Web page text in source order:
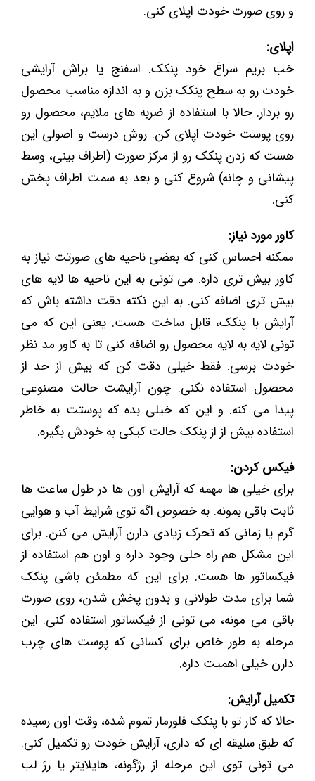
و روی صورت خودت اپلای کنی.
اپلای:
خب بریم سراغ خود پنکک. اسفنج یا براش آرایشی
خودت رو به سطح پنکک بزن و به اندازه مناسب محصول
رو بردار. حالا با استفاده از ضربه های ملایم، محصول رو
روی پوست خودت اپلای کن. روش درست و اصولی این
هست که زدن پنکک رو از مرکز صورت (اطراف بینی، وسط
پیشانی و چانه) شروع کنی و بعد به سمت اطراف پخش
کنی.
کاور مورد نیاز:
ممکنه احساس کنی که بعضی ناحیه های صورتت نیاز به
کاور بیش تری داره. می تونی به این ناحیه ها لایه های
بیش تری اضافه کنی. به این نکته دقت داشته باش که
آرایش با پنکک، قابل ساخت هست. یعنی این که می
تونی لایه به لایه محصول رو اضافه کنی تا به کاور مد نظر
خودت برسی. فقط خیلی دقت کن که بیش از حد از
محصول استفاده نکنی. چون آرایشت حالت مصنوعی
پیدا می کنه. و این که خیلی بده که پوستت به خاطر
استفاده بیش از از پنکک حالت کیکی به خودش بگیره.
فیکس کردن:
برای خیلی ها مهمه که آرایش اون ها در طول ساعت ها
ثابت باقی بمونه. به خصوص اگه توی شرایط آب و هوایی
گرم یا زمانی که تحرک زیادی دارن آرایش می کنن. برای
این مشکل هم راه حلی وجود داره و اون هم استفاده از
فیکساتور ها هست. برای این که مطمئن باشی پنکک
شما برای مدت طولانی و بدون پخش شدن، روی صورت
باقی می مونه، می تونی از فیکساتور استفاده کنی. این
مرحله به طور خاص برای کسانی که پوست های چرب
دارن خیلی اهمیت داره.
تکمیل آرایش:
حالا که کار تو با پنکک فلورمار تموم شده، وقت اون رسیده
که طبق سلیقه ای که داری، آرایش خودت رو تکمیل کنی.
می تونی توی این مرحله از رژگونه، هایلایتر یا رژ لب